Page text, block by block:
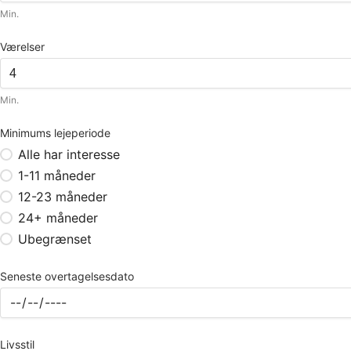
Min.
Værelser
Min.
Minimums lejeperiode
Alle har interesse
1-11 måneder
12-23 måneder
24+ måneder
Ubegrænset
Seneste overtagelsesdato
Livsstil